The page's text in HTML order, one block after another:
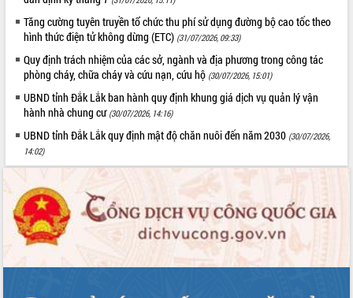
Tháo gỡ những vướng mắc, đẩy mạnh
công tác cải cách thủ tục hành chính
tại Trung tâm Phục vụ hành chính
công tỉnh
Đắk Lắk: Tôn vinh 46 giải pháp tại Hội
thi Sáng tạo Kỹ thuật 2024 - 2025
Đắk Lắk rà soát, điều chỉnh Đề án 190
về phát triển nuôi trồng thủy sản
Phó Chủ tịch UBND tỉnh Đắk Lắk
Trương Công Thái kiểm tra thực địa
Dự án cao tốc Khánh Hòa - Buôn Ma
Thuột
Định vị cà phê Việt Nam như một “di
sản sống” trong dòng chảy toàn cầu
Xây dựng nông thôn mới: Nâng cao đời
sống người dân từ những mô hình thiết
Tăng cường tuyên truyền tổ chức thu phí sử dụng đường bộ cao tốc theo
hình thức điện tử không dừng (ETC) (31/07/2026, 09:33)
Quy định trách nhiệm của các sở, ngành và địa phương trong công tác
phòng cháy, chữa cháy và cứu nạn, cứu hộ (30/07/2026, 15:01)
UBND tỉnh Đắk Lắk ban hành quy định khung giá dịch vụ quản lý vận
hành nhà chung cư (30/07/2026, 14:16)
UBND tỉnh Đắk Lắk quy định mật độ chăn nuôi đến năm 2030 (30/07/2026,
14:02)